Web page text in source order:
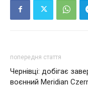
попередня стаття
Чернівці: добігає
воєнний Meridian